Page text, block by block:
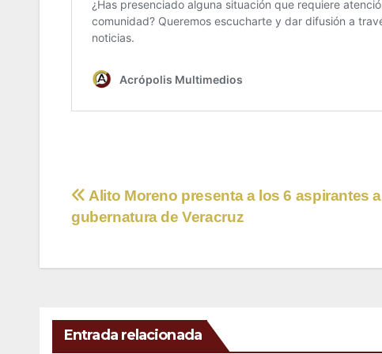
Navegación
de
entradas
Alito Moreno presenta a los 6 aspirantes a
gubernatura de Veracruz
Entrada relacionada